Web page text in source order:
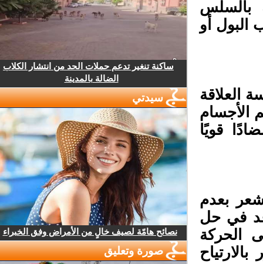
بالسلس
أو
العلاقة
الأجسام
قويًا
بعدم
في حل
الحركة
ساكنة تنغير تدعم حملات الحد من انتشار الكلاب
الضالة بالمدينة
سيدتي
نصائح هامّة لصيف خالٍ من الأمراض وفق الخبراء
صورة وتعليق